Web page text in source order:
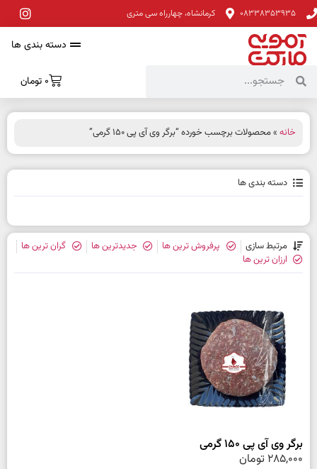
08338353935 کرمانشاه، چهارراه سی متری
دسته بندی ها
0 تومان
خانه » محصولات برچسب خورده “برگر وی آی پی 150 گرمی”
دسته بندی ها
مرتبط سازی پرفروش ترین ها جدیدترین ها
گران ترین ها
ارزان ترین ها
برگر وی آی پی 150 گرمی
285,000 تومان